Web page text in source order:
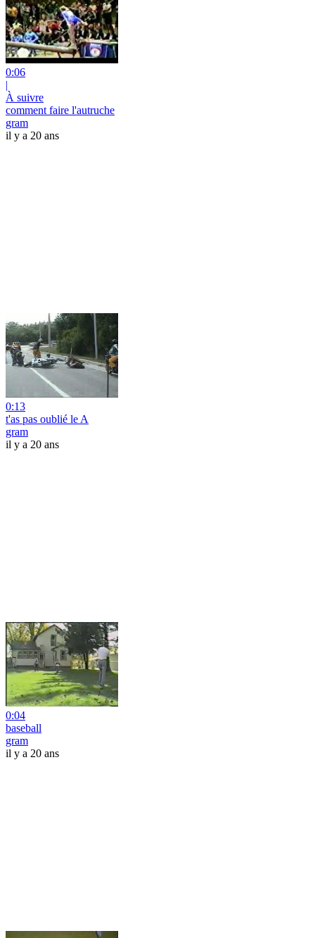
0:06
|
À suivre
comment faire l'autruche
gram
il y a 20 ans
0:13
t'as pas oublié le A
gram
il y a 20 ans
0:04
baseball
gram
il y a 20 ans